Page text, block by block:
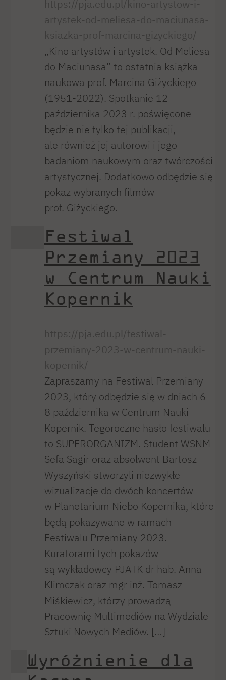
https://pja.edu.pl/kino-artystow-i-
artystek-od-meliesa-do-maciunasa-
ksiazka-prof-marcina-gizyckiego/
„Kino artystów i artystek. Od Meliesa
do Maciunasa” to ostatnia książka
naukowa prof. Marcina Giżyckiego
(1951-2022). Spotkanie 12
października 2023 r. poświęcone
będzie nie tylko tej publikacji,
ale również jej autorowi i jego
badaniom naukowym oraz twórczości
artystycznej. Dodatkowo odbędzie się
pokaz wybranych filmów
prof. Giżyckiego.
Festiwal
Przemiany 2023
w Centrum Nauki
Kopernik
https://pja.edu.pl/festiwal-
przemiany-2023-w-centrum-nauki-
kopernik/
Zapraszamy na Festiwal Przemiany
2023, który odbędzie się w dniach 6-
8 października w Centrum Nauki
Kopernik. Tegoroczne hasło festiwalu
to SUPERORGANIZM. Student WSNM
Sefa Sagir oraz absolwent Bartosz
Wyszyński stworzyli niezwykłe
wizualizacje do dwóch koncertów
w Planetarium Niebo Kopernika, które
będą pokazywane w ramach
Festiwalu Przemiany 2023.
Kuratorami tych pokazów
są wykładowcy PJATK dr hab. Anna
Klimczak oraz mgr inż. Tomasz
Miśkiewicz, którzy prowadzą
Pracownię Multimediów na Wydziale
Sztuki Nowych Mediów. […]
Wyróżnienie dla